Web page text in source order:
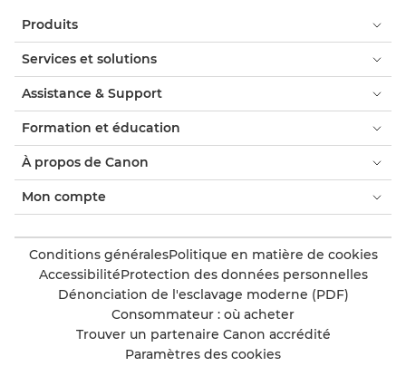
Produits
Services et solutions
Assistance & Support
Formation et éducation
À propos de Canon
Mon compte
Conditions généralesPolitique en matière de cookies
AccessibilitéProtection des données personnelles
Dénonciation de l'esclavage moderne (PDF)
Consommateur : où acheter
Trouver un partenaire Canon accrédité
Paramètres des cookies